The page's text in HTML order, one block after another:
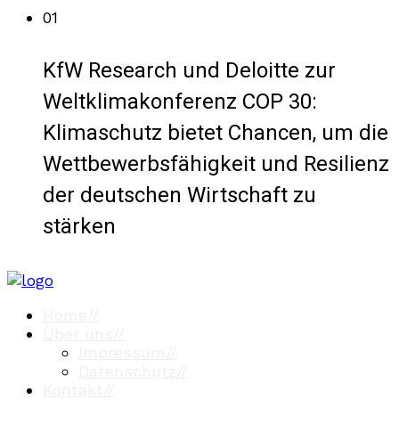
01
KfW Research und Deloitte zur
Weltklimakonferenz COP 30:
Klimaschutz bietet Chancen, um die
Wettbewerbsfähigkeit und Resilienz
der deutschen Wirtschaft zu
stärken